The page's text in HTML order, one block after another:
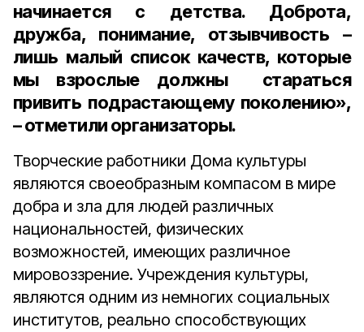
начинается с детства. Доброта,
дружба, понимание, отзывчивость –
лишь малый список качеств, которые
мы взрослые должны стараться
привить подрастающему поколению»,
– отметили организаторы.
Творческие работники Дома культуры
являются своеобразным компасом в мире
добра и зла для людей различных
национальностей, физических
возможностей, имеющих различное
мировоззрение. Учреждения культуры,
являются одним из немногих социальных
институтов, реально способствующих